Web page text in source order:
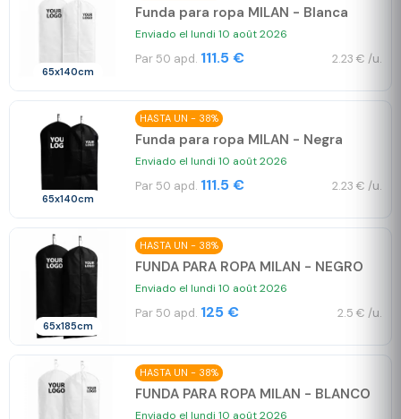
65x140cm
Funda para ropa MILAN - Blanca
Enviado el lundi 10 août 2026
Par 50 apd. 111.5 € 2.23 € /u.
65x140cm
HASTA UN - 38%
Funda para ropa MILAN - Negra
Enviado el lundi 10 août 2026
Par 50 apd. 111.5 € 2.23 € /u.
65x185cm
HASTA UN - 38%
FUNDA PARA ROPA MILAN - NEGRO
Enviado el lundi 10 août 2026
Par 50 apd. 125 € 2.5 € /u.
HASTA UN - 38%
FUNDA PARA ROPA MILAN - BLANCO
Enviado el lundi 10 août 2026